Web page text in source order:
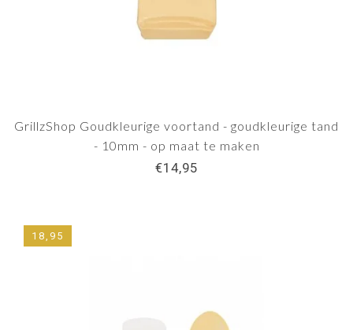
GrillzShop Goudkleurige voortand - goudkleurige tand
- 10mm - op maat te maken
€14,95
18,95